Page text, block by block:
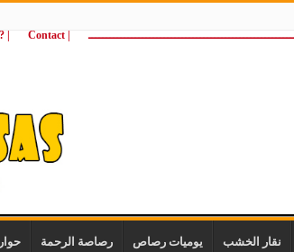
| Contact
wij
نقار الخشب يوميات رصاص رصاصة الرحمة